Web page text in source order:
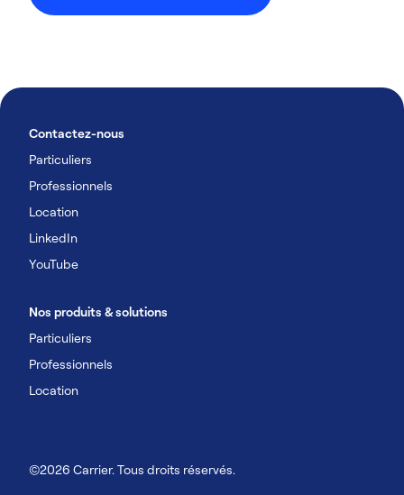
Contactez-nous
Particuliers
Professionnels
Location
LinkedIn
YouTube
Nos produits & solutions
Particuliers
Professionnels
Location
©2026 Carrier. Tous droits réservés.